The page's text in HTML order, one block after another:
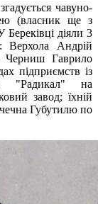
чавуно-
(власник ще з
діяли 3
Верхола Андрій
Черниш Гаврило
підприємств із
"Радикал" на
завод; їхній
Губутилю по